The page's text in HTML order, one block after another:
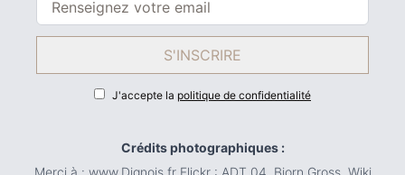
S'INSCRIRE
J'accepte la politique de confidentialité
Crédits photographiques :
Merci à : www.Dignois.fr Flickr : ADT 04, Bjorn Gross, Wiki